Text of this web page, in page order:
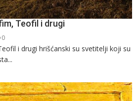
Teofil i drugi
0
i drugi hrišćanski su svetitelji koji su